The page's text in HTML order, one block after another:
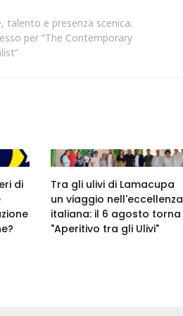
talento e presenza scenica:
per “The Contemporary
di
Tra gli ulivi di Lamacupa
un viaggio nell'eccellenza
italiana: il 6 agosto torna
"Aperitivo tra gli Ulivi"